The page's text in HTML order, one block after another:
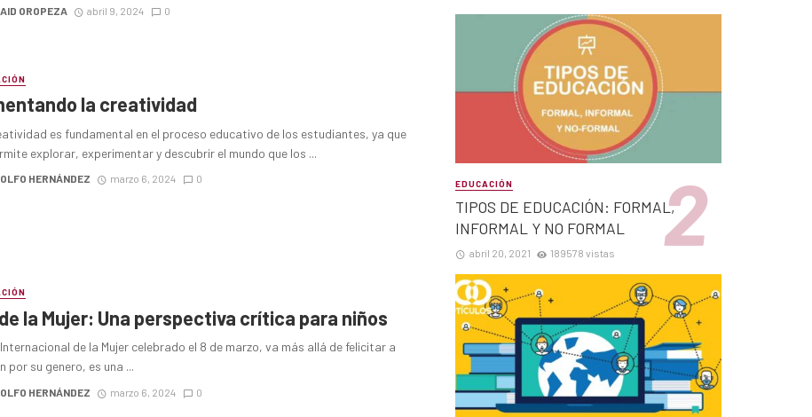
OROPEZA abril 9, 2024 0
la creatividad
es fundamental en el proceso educativo de los estudiantes, ya que
explorar, experimentar y descubrir el mundo que los ...
HERNÁNDEZ marzo 6, 2024 0
la Mujer: Una perspectiva crítica para niños
Internacional de la Mujer celebrado el 8 de marzo, va más allá de felicitar a
por su genero, es una ...
HERNÁNDEZ marzo 6, 2024 0
EDUCACIÓN
TIPOS DE EDUCACIÓN: FORMAL,
INFORMAL Y NO FORMAL
abril 20, 2021 189578 vistas